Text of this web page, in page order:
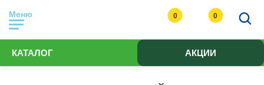
Меню 0 0
КАТАЛОГ АКЦИИ